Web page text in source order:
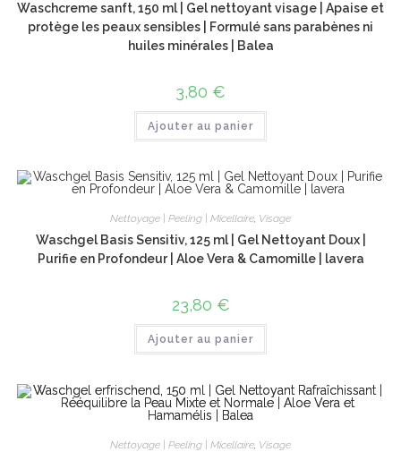
Waschcreme sanft, 150 ml | Gel nettoyant visage | Apaise et
protège les peaux sensibles | Formulé sans parabènes ni
huiles minérales | Balea
3,80 €
Ajouter au panier
Nettoyage | Peeling | Micellaire, Visage
Waschgel Basis Sensitiv, 125 ml | Gel Nettoyant Doux |
Purifie en Profondeur | Aloe Vera & Camomille | lavera
23,80 €
Ajouter au panier
Nettoyage | Peeling | Micellaire Visage